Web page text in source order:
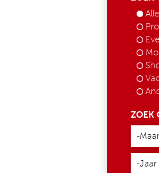
Alle
ZOEK
Maand
-
Jaar
-Jaar